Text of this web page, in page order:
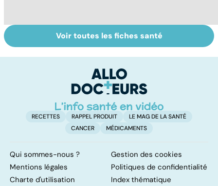
Pré-éclampsie :
attention,
Grossesse : gare
au diabète
Voir toutes les fiches santé
RECETTES RAPPEL PRODUIT
LE MAG DE LA SANTÉ
CANCER
MÉDICAMENTS
Qui sommes-nous ?
Gestion des cookies
Mentions légales
Politiques de confidentialité
Charte d'utilisation
Index thématique